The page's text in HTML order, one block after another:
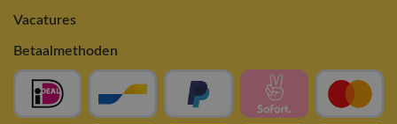
Vacatures
Betaalmethoden